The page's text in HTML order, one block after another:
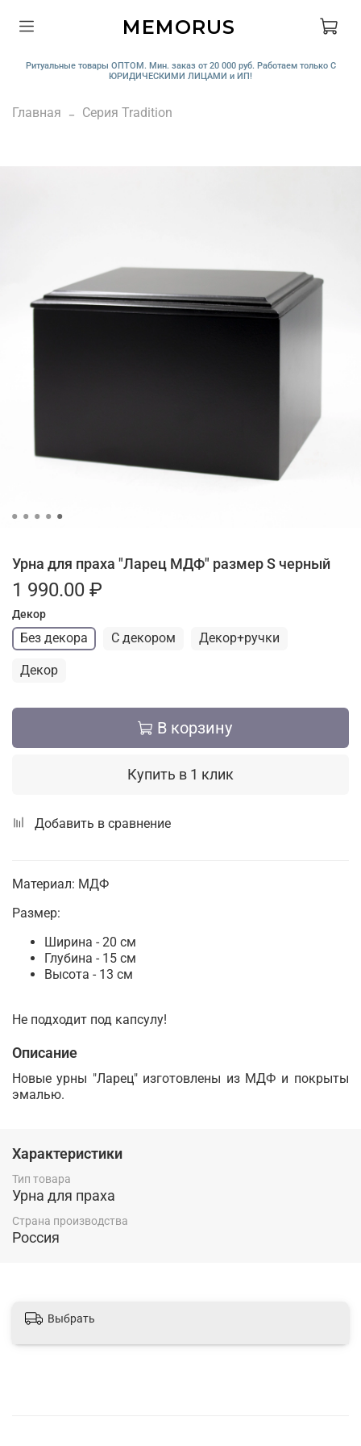
MEMORUS
Ритуальные товары ОПТОМ. Мин. заказ от 20 000 руб. Работаем только С
ЮРИДИЧЕСКИМИ ЛИЦАМИ и ИП!
Главная Серия Tradition
Урна для праха "Ларец МДФ" размер S черный
1 990.00 ₽
Декор
Без декора С декором Декор+ручки
Декор
В корзину
Купить в 1 клик
Добавить в сравнение
Материал: МДФ
Размер:
Ширина - 20 см
Глубина - 15 см
Высота - 13 см
Не подходит под капсулу!
Описание
Новые урны "Ларец" изготовлены из МДФ и покрыты
эмалью.
Характеристики
Тип товара
Урна для праха
Страна производства
Россия
Выбрать